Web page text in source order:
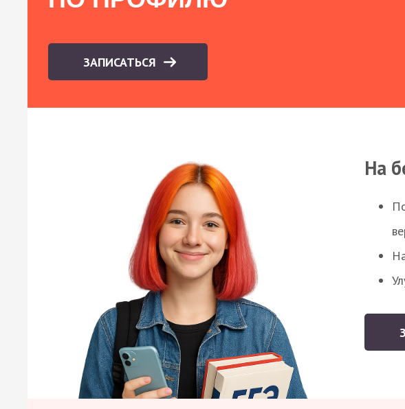
ЗАПИСАТЬСЯ
На